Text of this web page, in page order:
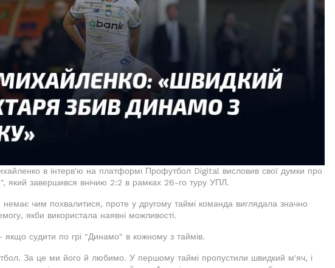
в інтерв'ю на платформі Профутбол Digital висловив свої думки про
який завершився внічию 2:2 в рамках 26-го туру УПЛ.
чим похвалитися, проте у другому таймі команда виглядала значно
якби використала наявні можливості.
судити по грі "Динамо" в кожному з таймів.
За це ми його й любимо. У першому таймі пропустили швидкий м'яч, і